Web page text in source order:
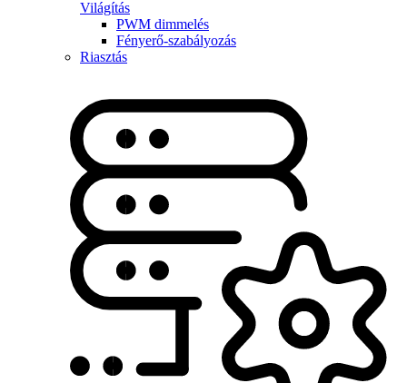
Világítás
PWM dimmelés
Fényerő-szabályozás
Riasztás